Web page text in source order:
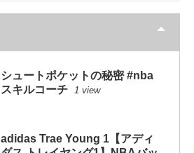
シュートポケットの秘密 #nba
スキルコーチ 1 view
adidas Trae Young 1【アディ